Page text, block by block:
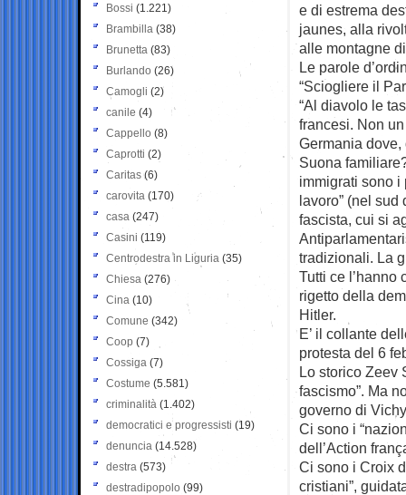
e di estrema
jaunes, alla
alle montagne
Le parole
“Sciogliere il
“Al diavolo le
francesi. Non
Germania dove,
Suona
immigrati sono i
lavoro” (nel
fascista, cui si
tradizionali. La
Tutti ce l’hanno
rigetto della
Hitler.
E’ il collante
protesta del 6
Lo storico Zeev
fascismo”. Ma
governo di
Ci sono i
dell’Action
Ci sono i Croix
cristiani”,
Bossi (1.221)
Brambilla (38)
Brunetta (83)
Burlando (26)
Camogli (2)
canile (4)
Cappello (8)
Caprotti (2)
Caritas (6)
carovita (170)
casa (247)
Casini (119)
Centrodestra in Liguria (35)
Chiesa (276)
Cina (10)
Comune (342)
Coop (7)
Cossiga (7)
Costume (5.581)
criminalità (1.402)
democratici e progressisti (19)
denuncia (14.528)
destra (573)
destradipopolo (99)